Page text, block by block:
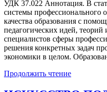
УДК 37.022 Аннотация. В
системы профессионального
качества образования с
педагогических идей, теорий
специалистов сферы
решения конкретных задач
экономики в целом.
Продолжить чтение